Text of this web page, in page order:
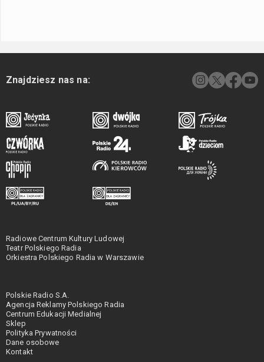
Znajdziesz nas na:
Radiowe Centrum Kultury Ludowej
Teatr Polskiego Radia
Orkiestra Polskiego Radia w Warszawie
Polskie Radio S.A.
Agencja Reklamy Polskiego Radia
Centrum Edukacji Medialnej
Sklep
Polityka Prywatności
Dane osobowe
Kontakt